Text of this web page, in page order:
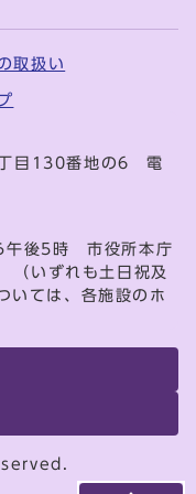
取扱い
目130番地の6 電
午後5時 市役所本庁
いずれも土日祝及
いては、各施設のホ